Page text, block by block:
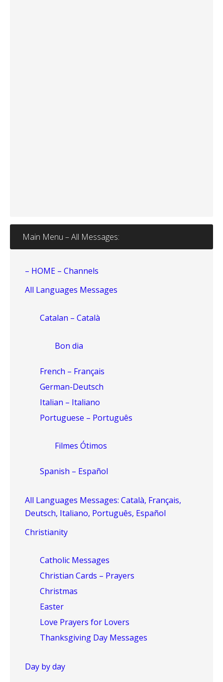
Main Menu – All Messages:
– HOME – Channels
All Languages Messages
Catalan – Català
Bon dia
French – Français
German-Deutsch
Italian – Italiano
Portuguese – Português
Filmes Ótimos
Spanish – Español
All Languages Messages: Català, Français,
Deutsch, Italiano, Português, Español
Christianity
Catholic Messages
Christian Cards – Prayers
Christmas
Easter
Love Prayers for Lovers
Thanksgiving Day Messages
Day by day